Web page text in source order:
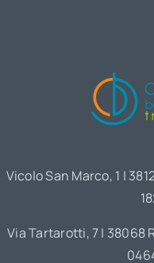
Vicolo San Marco, 1 |
Via Tartarotti, 7 | 38068